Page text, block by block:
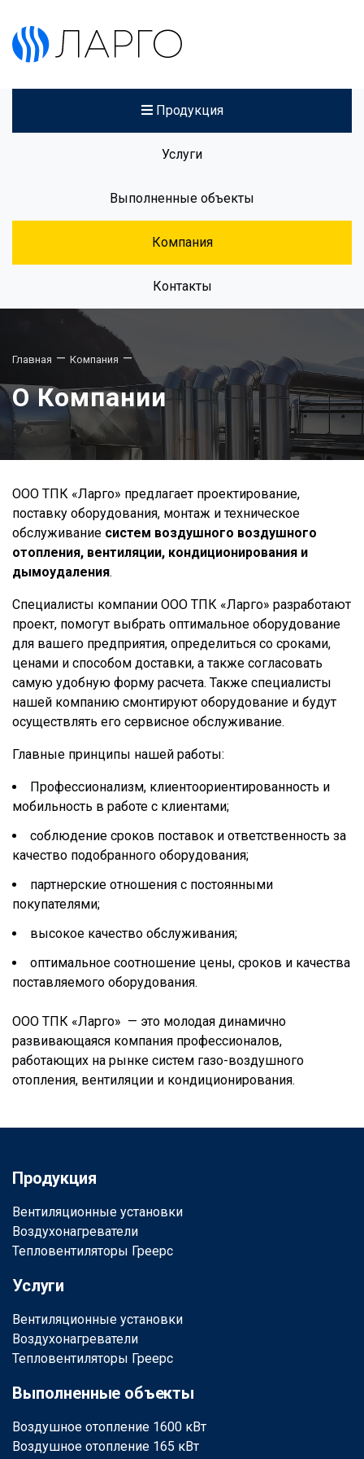
Продукция
Услуги
Выполненные объекты
Компания
Контакты
Главная — Компания —
О Компании
ООО ТПК «Ларго» предлагает проектирование,
поставку оборудования, монтаж и техническое
обслуживание систем воздушного воздушного
отопления, вентиляции, кондиционирования и
дымоудаления.
Специалисты компании ООО ТПК «Ларго» разработают
проект, помогут выбрать оптимальное оборудование
для вашего предприятия, определиться со сроками,
ценами и способом доставки, а также согласовать
самую удобную форму расчета. Также специалисты
нашей компанию смонтируют оборудование и будут
осуществлять его сервисное обслуживание.
Главные принципы нашей работы:
Профессионализм, клиентоориентированность и
мобильность в работе с клиентами;
соблюдение сроков поставок и ответственность за
качество подобранного оборудования;
партнерские отношения с постоянными
покупателями;
высокое качество обслуживания;
оптимальное соотношение цены, сроков и качества
поставляемого оборудования.
ООО ТПК «Ларго» — это молодая динамично
развивающаяся компания профессионалов,
работающих на рынке систем газо-воздушного
отопления, вентиляции и кондиционирования.
Продукция
Вентиляционные установки
Воздухонагреватели
Тепловентиляторы Греерс
Услуги
Вентиляционные установки
Воздухонагреватели
Тепловентиляторы Греерс
Выполненные объекты
Воздушное отопление 1600 кВт
Воздушное отопление 165 кВт